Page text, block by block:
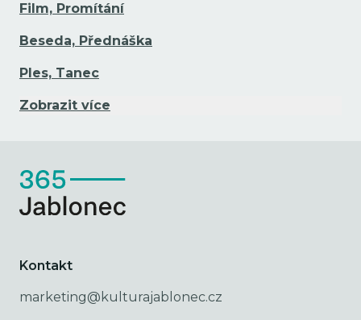
Film, Promítání
Beseda, Přednáška
Ples, Tanec
Zobrazit více
Kontakt
marketing@kulturajablonec.cz